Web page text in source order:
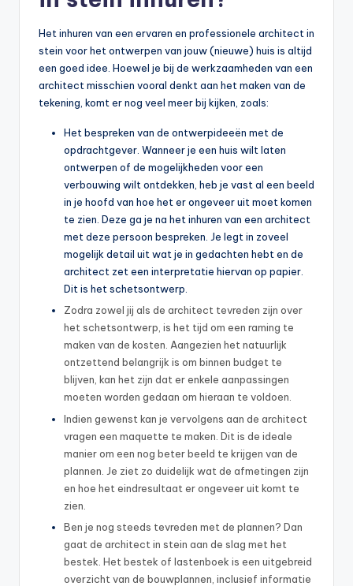
Het inhuren van een ervaren en professionele architect in
stein voor het ontwerpen van jouw (nieuwe) huis is altijd
een goed idee. Hoewel je bij de werkzaamheden van een
architect misschien vooral denkt aan het maken van de
tekening, komt er nog veel meer bij kijken, zoals:
Het bespreken van de ontwerpideeën met de
opdrachtgever. Wanneer je een huis wilt laten
ontwerpen of de mogelijkheden voor een
verbouwing wilt ontdekken, heb je vast al een beeld
in je hoofd van hoe het er ongeveer uit moet komen
te zien. Deze ga je na het inhuren van een architect
met deze persoon bespreken. Je legt in zoveel
mogelijk detail uit wat je in gedachten hebt en de
architect zet een interpretatie hiervan op papier.
Dit is het schetsontwerp.
Zodra zowel jij als de architect tevreden zijn over
het schetsontwerp, is het tijd om een raming te
maken van de kosten. Aangezien het natuurlijk
ontzettend belangrijk is om binnen budget te
blijven, kan het zijn dat er enkele aanpassingen
moeten worden gedaan om hieraan te voldoen.
Indien gewenst kan je vervolgens aan de architect
vragen een maquette te maken. Dit is de ideale
manier om een nog beter beeld te krijgen van de
plannen. Je ziet zo duidelijk wat de afmetingen zijn
en hoe het eindresultaat er ongeveer uit komt te
zien.
Ben je nog steeds tevreden met de plannen? Dan
gaat de architect in stein aan de slag met het
bestek. Het bestek of lastenboek is een uitgebreid
overzicht van de bouwplannen, inclusief informatie